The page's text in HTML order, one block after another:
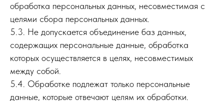
обработка персональных данных, несовместимая с
целями сбора персональных данных.
5.3. Не допускается объединение баз данных,
содержащих персональные данные, обработка
которых осуществляется в целях, несовместимых
между собой.
5.4. Обработке подлежат только персональные
данные, которые отвечают целям их обработки.